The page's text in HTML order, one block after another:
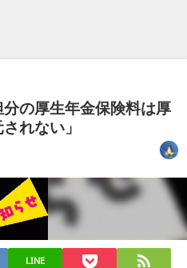
の厚生年金保険料は厚
れない」
LINE